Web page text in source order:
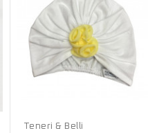
Teneri & Belli